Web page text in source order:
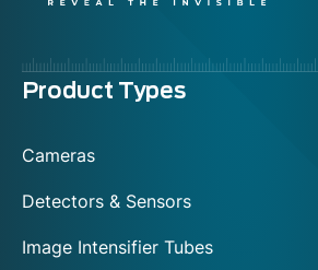
Menu
Product Types
Cameras
Detectors & Sensors
Image Intensifier Tubes